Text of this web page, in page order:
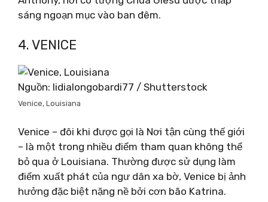
sáng ngoạn mục vào ban đêm.
4. VENICE
Nguồn: lidialongobardi77 / Shutterstock
Venice, Louisiana
Venice – đôi khi được gọi là Nơi tận cùng thế giới
– là một trong nhiều điểm tham quan không thể
bỏ qua ở Louisiana. Thường được sử dụng làm
điểm xuất phát của ngư dân xa bờ, Venice bị ảnh
hưởng đặc biệt nặng nề bởi cơn bão Katrina.